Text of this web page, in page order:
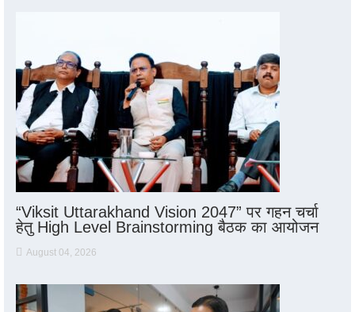
“Viksit Uttarakhand Vision 2047” पर गहन चर्चा
हेतु High Level Brainstorming बैठक का आयोजन
August 04, 2026